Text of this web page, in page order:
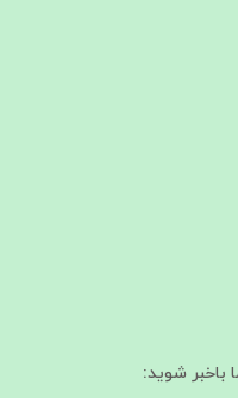
باخبر شوید: